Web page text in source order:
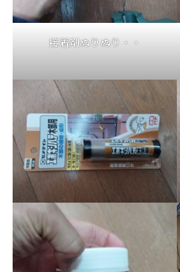
接着剤ぬりぬり・・